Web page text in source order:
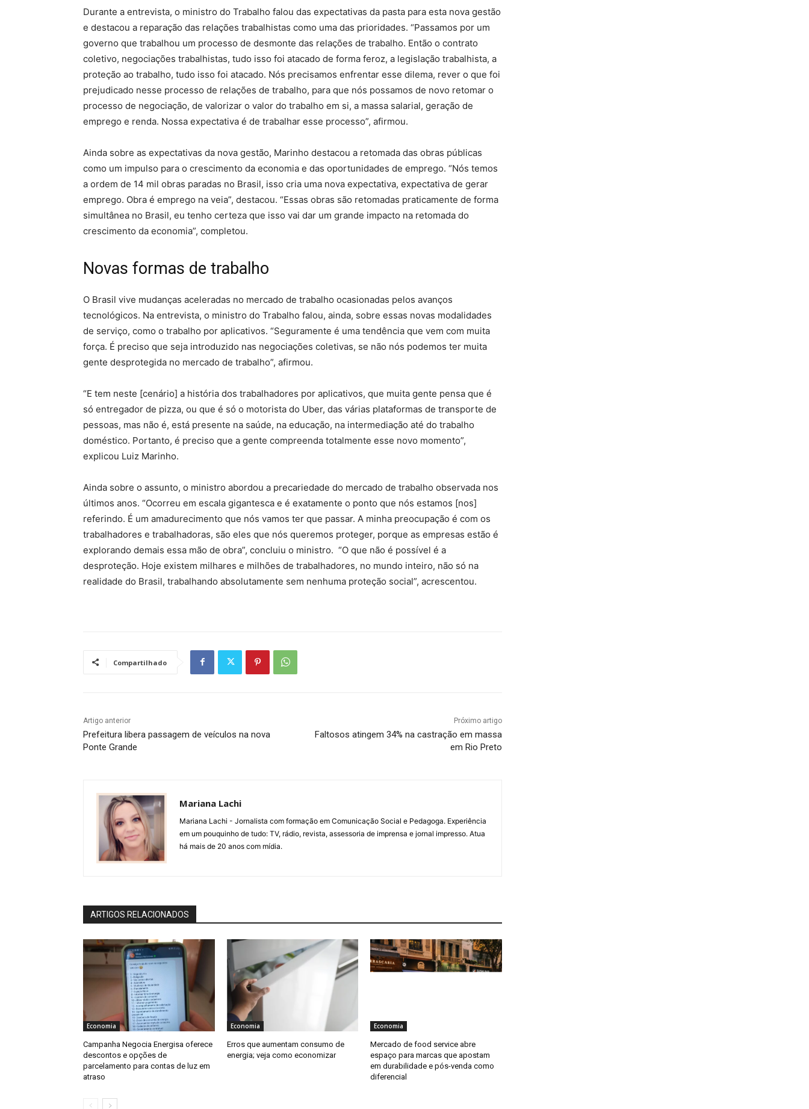
Durante a entrevista, o ministro do Trabalho falou das expectativas da pasta para esta nova gestão
e destacou a reparação das relações trabalhistas como uma das prioridades. “Passamos por um
governo que trabalhou um processo de desmonte das relações de trabalho. Então o contrato
coletivo, negociações trabalhistas, tudo isso foi atacado de forma feroz, a legislação trabalhista, a
proteção ao trabalho, tudo isso foi atacado. Nós precisamos enfrentar esse dilema, rever o que foi
prejudicado nesse processo de relações de trabalho, para que nós possamos de novo retomar o
processo de negociação, de valorizar o valor do trabalho em si, a massa salarial, geração de
emprego e renda. Nossa expectativa é de trabalhar esse processo”, afirmou.
Ainda sobre as expectativas da nova gestão, Marinho destacou a retomada das obras públicas
como um impulso para o crescimento da economia e das oportunidades de emprego. “Nós temos
a ordem de 14 mil obras paradas no Brasil, isso cria uma nova expectativa, expectativa de gerar
emprego. Obra é emprego na veia”, destacou. “Essas obras são retomadas praticamente de forma
simultânea no Brasil, eu tenho certeza que isso vai dar um grande impacto na retomada do
crescimento da economia”, completou.
Novas formas de trabalho
O Brasil vive mudanças aceleradas no mercado de trabalho ocasionadas pelos avanços
tecnológicos. Na entrevista, o ministro do Trabalho falou, ainda, sobre essas novas modalidades
de serviço, como o trabalho por aplicativos. “Seguramente é uma tendência que vem com muita
força. É preciso que seja introduzido nas negociações coletivas, se não nós podemos ter muita
gente desprotegida no mercado de trabalho”, afirmou.
“E tem neste [cenário] a história dos trabalhadores por aplicativos, que muita gente pensa que é
só entregador de pizza, ou que é só o motorista do Uber, das várias plataformas de transporte de
pessoas, mas não é, está presente na saúde, na educação, na intermediação até do trabalho
doméstico. Portanto, é preciso que a gente compreenda totalmente esse novo momento”,
explicou Luiz Marinho.
Ainda sobre o assunto, o ministro abordou a precariedade do mercado de trabalho observada nos
últimos anos. “Ocorreu em escala gigantesca e é exatamente o ponto que nós estamos [nos]
referindo. É um amadurecimento que nós vamos ter que passar. A minha preocupação é com os
trabalhadores e trabalhadoras, são eles que nós queremos proteger, porque as empresas estão é
explorando demais essa mão de obra”, concluiu o ministro. “O que não é possível é a
desproteção. Hoje existem milhares e milhões de trabalhadores, no mundo inteiro, não só na
realidade do Brasil, trabalhando absolutamente sem nenhuma proteção social”, acrescentou.
Compartilhado
Artigo anterior
Prefeitura libera passagem de veículos na nova
Ponte Grande
Próximo artigo
Faltosos atingem 34% na castração em massa
em Rio Preto
Mariana Lachi
Mariana Lachi - Jornalista com formação em Comunicação Social e Pedagoga. Experiência
em um pouquinho de tudo: TV, rádio, revista, assessoria de imprensa e jornal impresso. Atua
há mais de 20 anos com mídia.
ARTIGOS RELACIONADOS
Economia
Campanha Negocia Energisa oferece
descontos e opções de
parcelamento para contas de luz em
atraso
Economia
Erros que aumentam consumo de
energia; veja como economizar
Economia
Mercado de food service abre
espaço para marcas que apostam
em durabilidade e pós-venda como
diferencial